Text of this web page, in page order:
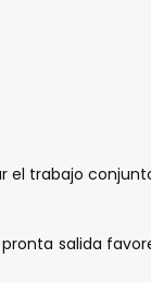
el trabajo
salida